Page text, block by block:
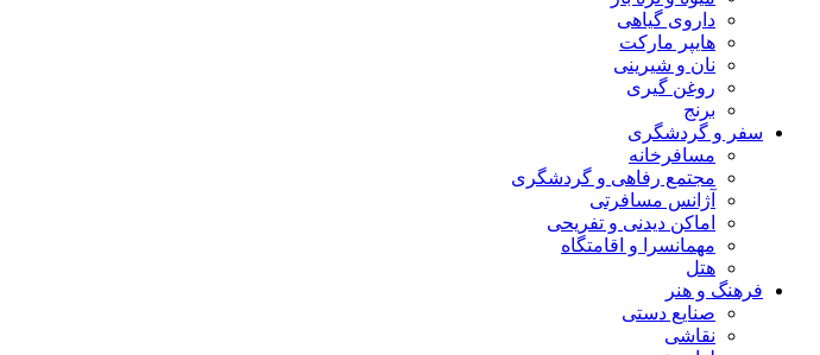
داروی گیاهی
هایپر مارکت
نان و شیرینی
روغن گیری
برنج
سفر و گردشگری
مسافرخانه
مجتمع رفاهی و گردشگری
آژانس مسافرتی
اماکن دیدنی و تفریحی
مهمانسرا و اقامتگاه
هتل
فرهنگ و هنر
صنایع دستی
نقاشی